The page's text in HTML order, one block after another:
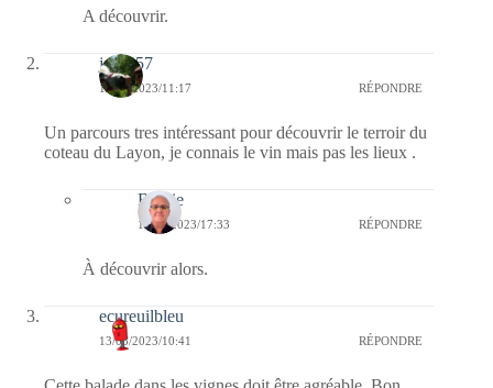
A découvrir.
jazzy57
13/08/2023/11:17 RÉPONDRE
Un parcours tres intéressant pour découvrir le terroir du
coteau du Layon, je connais le vin mais pas les lieux .
Bernie
13/08/2023/17:33 RÉPONDRE
À découvrir alors.
ecureuilbleu
13/08/2023/10:41 RÉPONDRE